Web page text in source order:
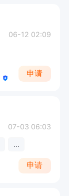
06-12 02:09
申请
07-03 06:03
...
申请